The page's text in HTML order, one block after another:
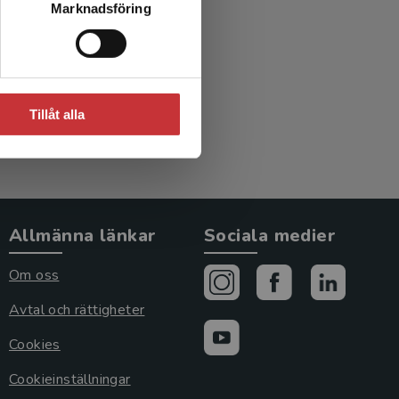
Marknadsföring
Tillåt alla
Allmänna länkar
Om oss
Avtal och rättigheter
Cookies
Cookieinställningar
Sociala medier